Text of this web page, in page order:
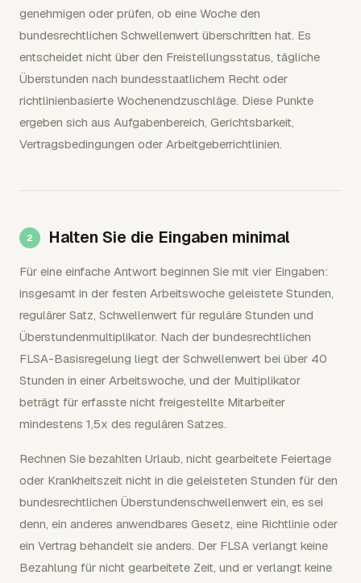
genehmigen oder prüfen, ob eine Woche den
bundesrechtlichen Schwellenwert überschritten hat. Es
entscheidet nicht über den Freistellungsstatus, tägliche
Überstunden nach bundesstaatlichem Recht oder
richtlinienbasierte Wochenendzuschläge. Diese Punkte
ergeben sich aus Aufgabenbereich, Gerichtsbarkeit,
Vertragsbedingungen oder Arbeitgeberrichtlinien.
Halten Sie die Eingaben minimal
Für eine einfache Antwort beginnen Sie mit vier Eingaben:
insgesamt in der festen Arbeitswoche geleistete Stunden,
regulärer Satz, Schwellenwert für reguläre Stunden und
Überstundenmultiplikator. Nach der bundesrechtlichen
FLSA-Basisregelung liegt der Schwellenwert bei über 40
Stunden in einer Arbeitswoche, und der Multiplikator
beträgt für erfasste nicht freigestellte Mitarbeiter
mindestens 1,5x des regulären Satzes.
Rechnen Sie bezahlten Urlaub, nicht gearbeitete Feiertage
oder Krankheitszeit nicht in die geleisteten Stunden für den
bundesrechtlichen Überstundenschwellenwert ein, es sei
denn, ein anderes anwendbares Gesetz, eine Richtlinie oder
ein Vertrag behandelt sie anders. Der FLSA verlangt keine
Bezahlung für nicht gearbeitete Zeit, und er verlangt keine